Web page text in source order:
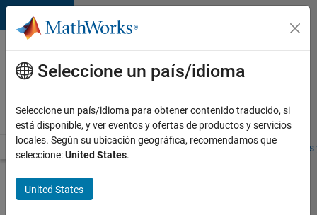
Saltar al contenido
Ofertas
de
empleo
MathWorks
Visión general Búsqueda de empleo Oficinas locales
Enviar
solicitud
Seleccione un país/idioma
Seleccione un país/idioma para obtener contenido traducido, si
está disponible, y ver eventos y ofertas de productos y servicios
locales. Según su ubicación geográfica, recomendamos que
seleccione:United States.
United States